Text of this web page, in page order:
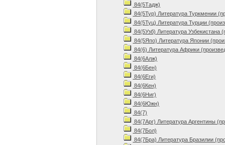
84(5Тадж)
84(5Тур) Литература Туркмении
84(5Туц) Литература Турции
84(5Узб) Литература Узбекистана
84(5Япо) Литература Японии
84(6) Литература Африки
84(6Алж)
84(6Бен)
84(6Еги)
84(6Кен)
84(6Ниг)
84(6Южн)
84(7)
84(7Арг) Литература Аргентины
84(7Бол)
84(7Бра) Литература Бразилии